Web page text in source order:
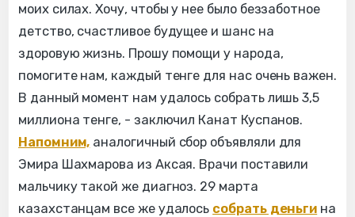
моих силах. Хочу, чтобы у нее было беззаботное
детство, счастливое будущее и шанс на
здоровую жизнь. Прошу помощи у народа,
помогите нам, каждый тенге для нас очень важен.
В данный момент нам удалось собрать лишь 3,5
миллиона тенге, - заключил Канат Куспанов.
Напомним, аналогичный сбор объявляли для
Эмира Шахмарова из Аксая. Врачи поставили
мальчику такой же диагноз. 29 марта
казахстанцам все же удалось собрать деньги на